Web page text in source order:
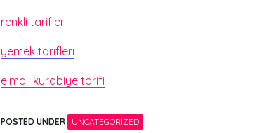
renkli tarifler
yemek tarifleri
elmalı kurabiye tarifi
POSTED UNDER UNCATEGORIZED